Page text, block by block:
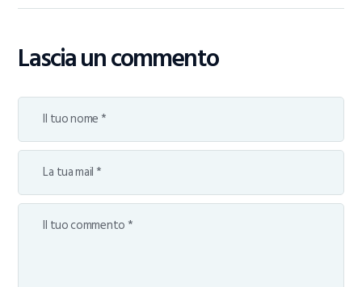
Lascia un commento